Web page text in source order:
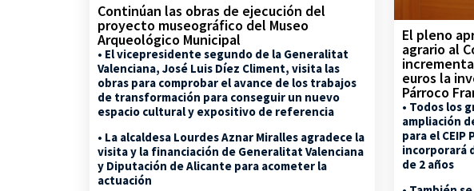
Continúan las obras de ejecución del
proyecto museográfico del Museo
Arqueológico Municipal
• El vicepresidente segundo de la Generalitat
Valenciana, José Luis Díez Climent, visita las
obras para comprobar el avance de los trabajos
de transformación para conseguir un nuevo
espacio cultural y expositivo de referencia
• La alcaldesa Lourdes Aznar Miralles agradece la
visita y la financiación de Generalitat Valenciana
y Diputación de Alicante para acometer la
actuación
El pleno
agrario al
euros la
Párroco
• Todos los
ampliación
para el CEIP
incorporará
de 2 años